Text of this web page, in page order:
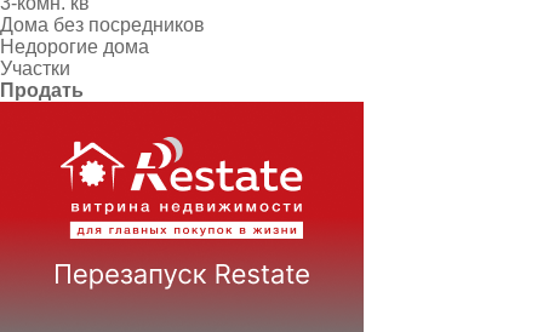
Дома без посредников
Недорогие дома
Участки
Продать